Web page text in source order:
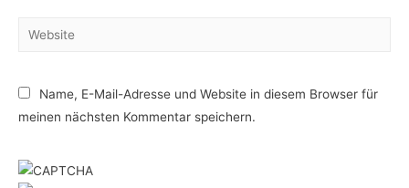
Website
Name, E-Mail-Adresse und Website in diesem Browser für
meinen nächsten Kommentar speichern.